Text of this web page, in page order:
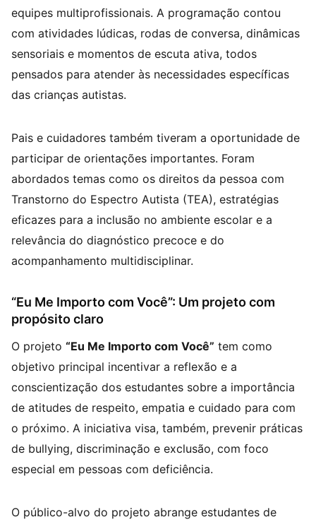
equipes multiprofissionais. A programação contou
com atividades lúdicas, rodas de conversa, dinâmicas
sensoriais e momentos de escuta ativa, todos
pensados para atender às necessidades específicas
das crianças autistas.
Pais e cuidadores também tiveram a oportunidade de
participar de orientações importantes. Foram
abordados temas como os direitos da pessoa com
Transtorno do Espectro Autista (TEA), estratégias
eficazes para a inclusão no ambiente escolar e a
relevância do diagnóstico precoce e do
acompanhamento multidisciplinar.
“Eu Me Importo com Você”: Um projeto com
propósito claro
O projeto “Eu Me Importo com Você” tem como
objetivo principal incentivar a reflexão e a
conscientização dos estudantes sobre a importância
de atitudes de respeito, empatia e cuidado para com
o próximo. A iniciativa visa, também, prevenir práticas
de bullying, discriminação e exclusão, com foco
especial em pessoas com deficiência.
O público-alvo do projeto abrange estudantes de